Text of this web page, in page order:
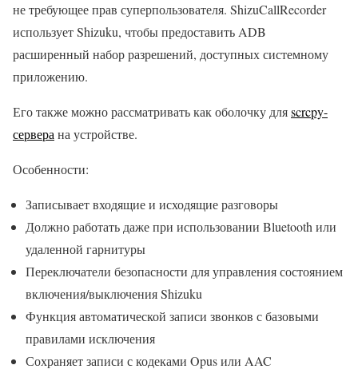
не требующее прав суперпользователя. ShizuCallRecorder
использует Shizuku, чтобы предоставить ADB
расширенный набор разрешений, доступных системному
приложению.
Его также можно рассматривать как оболочку дляscrcpy-
сервера на устройстве.
Особенности:
Записывает входящие и исходящие разговоры
Должно работать даже при использовании Bluetooth или
удаленной гарнитуры
Переключатели безопасности для управления состоянием
включения/выключения Shizuku
Функция автоматической записи звонков с базовыми
правилами исключения
Сохраняет записи с кодеками Opus или AAC